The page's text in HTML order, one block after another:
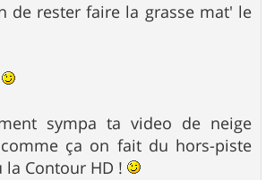
de rester faire la grasse mat' le
sympa ta video de neige
ça on fait du hors-piste
la Contour HD !